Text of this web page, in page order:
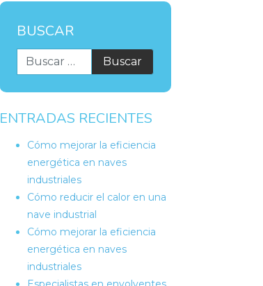
BUSCAR
ENTRADAS RECIENTES
Cómo mejorar la eficiencia
energética en naves
industriales
Cómo reducir el calor en una
nave industrial
Cómo mejorar la eficiencia
energética en naves
industriales